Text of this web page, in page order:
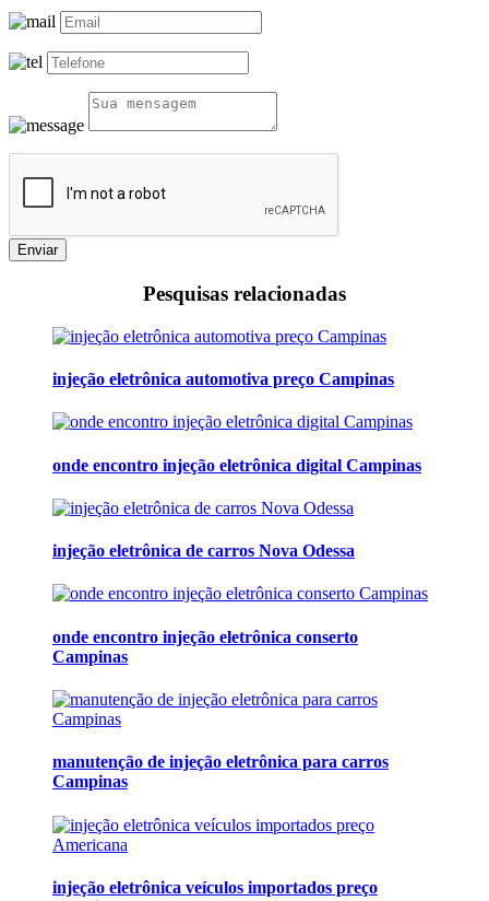
Enviar
Pesquisas relacionadas
injeção eletrônica automotiva preço Campinas
onde encontro injeção eletrônica digital Campinas
injeção eletrônica de carros Nova Odessa
onde encontro injeção eletrônica conserto
Campinas
manutenção de injeção eletrônica para carros
Campinas
injeção eletrônica veículos importados preço